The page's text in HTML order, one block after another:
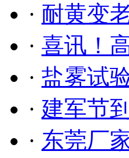
· 耐黄变
· 喜讯！
· 盐雾试
· 建军节
· 东莞厂